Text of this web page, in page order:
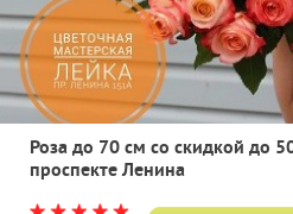
Роза до 70 см со скидкой до
проспекте Ленина